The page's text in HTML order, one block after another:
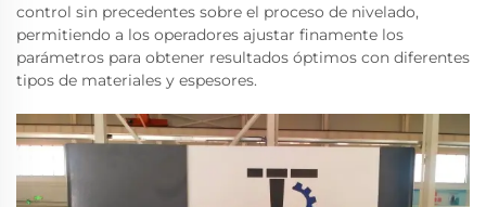
control sin precedentes sobre el proceso de nivelado,
permitiendo a los operadores ajustar finamente los
parámetros para obtener resultados óptimos con diferentes
tipos de materiales y espesores.